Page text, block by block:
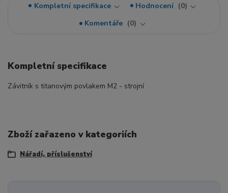
Kompletní specifikace Hodnocení
0
Komentáře
0
Kompletní specifikace
Závitník s titanovým povlakem M2 - strojní
Zboží zařazeno v kategoriích
Nářadí, příslušenství